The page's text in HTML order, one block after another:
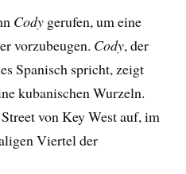
Cody gerufen, um eine
vorzubeugen. Cody, der
Spanisch spricht, zeigt
kubanischen Wurzeln.
von Key West auf, im
Viertel der